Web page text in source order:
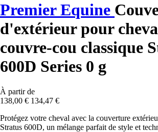
Premier Equine
d'extérieur pour
couvre-cou classique
600D Series 0 g
À partir de
138,00 € 134,47 €
Protégez votre cheval avec la couverture
Stratus 600D, un mélange parfait de style et